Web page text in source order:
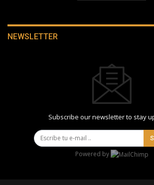
NEWSLETTER
Subscribe our newsletter to stay
Powered by